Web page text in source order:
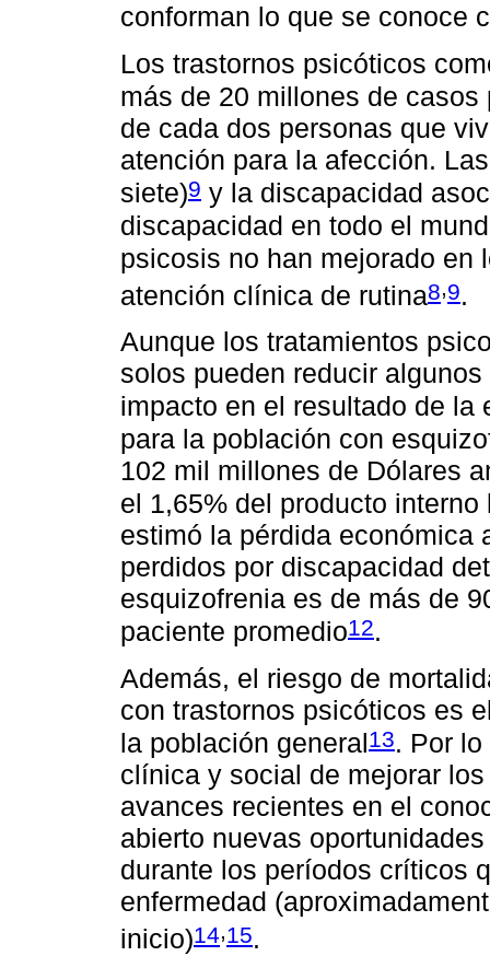
conforman lo que se conoce
Los trastornos psicóticos
más de 20 millones de
de cada dos personas que
atención para la afección.
siete)9 y la discapacidad
discapacidad en todo el
psicosis no han mejorado en
atención clínica de rutina8,9.
Aunque los tratamientos
solos pueden reducir
impacto en el resultado de la
para la población con
102 mil millones de Dólares
el 1,65% del producto interno
estimó la pérdida económica
perdidos por discapacidad
esquizofrenia es de más de
paciente promedio12.
Además, el riesgo de
con trastornos psicóticos es
la población general13. Por
clínica y social de mejorar
avances recientes en el
abierto nuevas
durante los períodos críticos
enfermedad
inicio)14,15.